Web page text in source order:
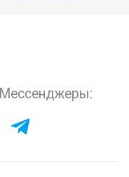
Мессенджеры: